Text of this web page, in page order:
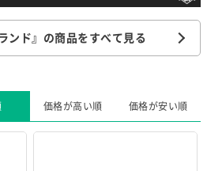
ンド』の商品をすべて見る
価格が高い順 価格が安い順